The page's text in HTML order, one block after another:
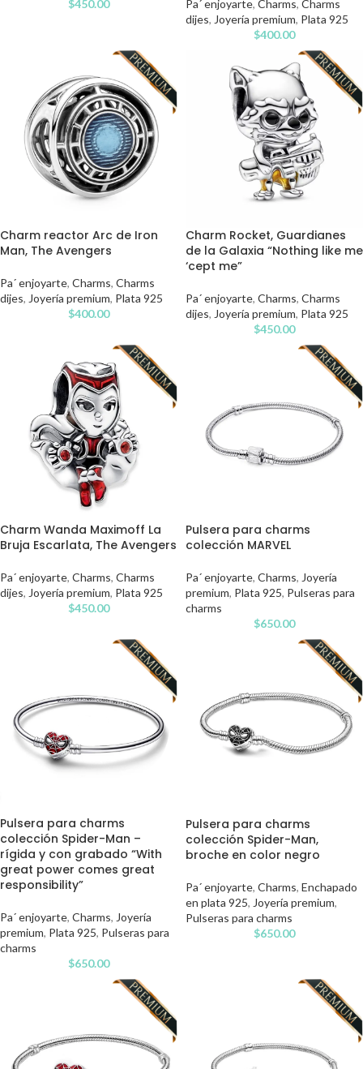
$450.00 Pa´ enjoyarte, Charms, Charms
dijes, Joyería premium, Plata 925
$400.00
Charm reactor Arc de Iron
Man, The Avengers
Pa´ enjoyarte, Charms, Charms
dijes, Joyería premium, Plata 925
$400.00
Charm Rocket, Guardianes
de la Galaxia “Nothing like me
‘cept me”
Pa´ enjoyarte, Charms, Charms
dijes, Joyería premium, Plata 925
$450.00
Charm Wanda Maximoff La
Bruja Escarlata, The Avengers
Pa´ enjoyarte, Charms, Charms
dijes, Joyería premium, Plata 925
$450.00
Pulsera para charms
colección MARVEL
Pa´ enjoyarte, Charms, Joyería
premium, Plata 925, Pulseras para
charms
$650.00
Pulsera para charms
colección Spider-Man –
rígida y con grabado “With
great power comes great
responsibility”
Pa´ enjoyarte, Charms, Joyería
premium, Plata 925, Pulseras para
charms
$650.00
Pulsera para charms
colección Spider-Man,
broche en color negro
Pa´ enjoyarte, Charms, Enchapado
en plata 925, Joyería premium,
Pulseras para charms
$650.00